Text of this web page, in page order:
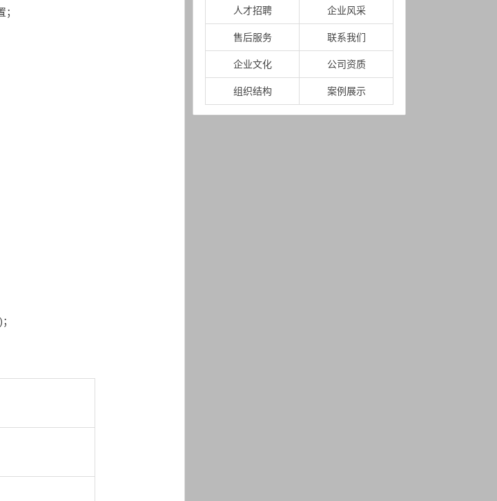
人才招聘 企业风采
售后服务 联系我们
企业文化 公司资质
组织结构 案例展示